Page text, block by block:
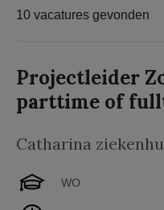
10 vacatures gevonden
Projectleider
parttime of
Catharina
WO